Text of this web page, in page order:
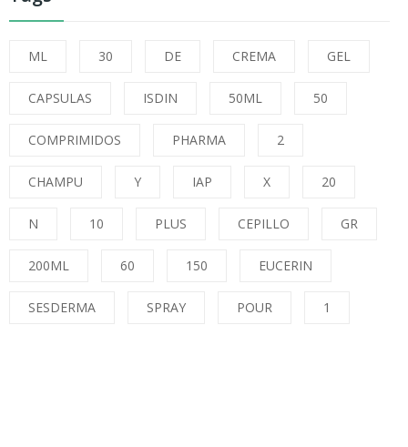
ML 30 DE CREMA GEL
CAPSULAS ISDIN 50ML 50
COMPRIMIDOS PHARMA 2
CHAMPU Y IAP X 20
N 10 PLUS CEPILLO GR
200ML 60 150 EUCERIN
SESDERMA SPRAY POUR 1